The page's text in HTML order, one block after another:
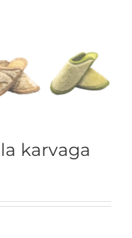
karvaga